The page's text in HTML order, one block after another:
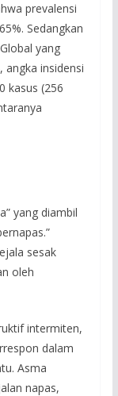
prevalensi
Sedangkan
yang
angka insidensi
kasus (256
yang diambil
sesak
oleh
intermiten,
dalam
Asma
napas,